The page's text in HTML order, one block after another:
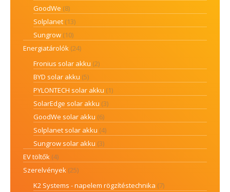
GoodWe (8)
Solplanet (13)
Sungrow (10)
Energiatárolók (24)
Fronius solar akku (2)
BYD solar akku (5)
PYLONTECH solar akku (1)
SolarEdge solar akku (3)
GoodWe solar akku (6)
Solplanet solar akku (4)
Sungrow solar akku (3)
EV töltők (4)
Szerelvények (25)
K2 Systems - napelem rögzítéstechnika (7)